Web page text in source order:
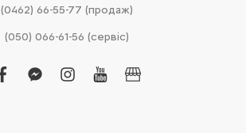
(0462) 66-55-77 (продаж)
(050) 066-61-56 (сервіс)
facebook
facebook-
instagram
youtubebusiness